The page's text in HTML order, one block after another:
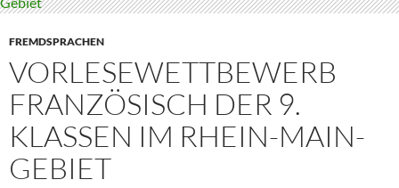
FREMDSPRACHEN
VORLESEWETTBEWERB
FRANZÖSISCH DER 9.
KLASSEN IM RHEIN-MAIN-
GEBIET